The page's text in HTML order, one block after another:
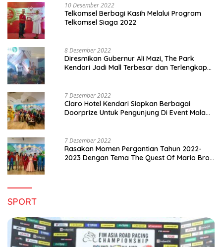
10 Desember 2022
Telkomsel Berbagi Kasih Melalui Program
Telkomsel Siaga 2022
8 Desember 2022
Diresmikan Gubernur Ali Mazi, The Park
Kendari Jadi Mall Terbesar dan Terlengkap
7 Desember 2022
Claro Hotel Kendari Siapkan Berbagai
Doorprize Untuk Pengunjung Di Event Malam
7 Desember 2022
Rasakan Momen Pergantian Tahun 2022-
2023 Dengan Tema The Quest Of Mario Bros
SPORT